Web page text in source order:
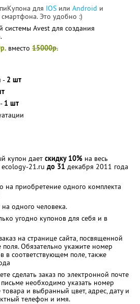
для IOS или Android и
Это удобно :)
системы Avest для создания
вместо 15000р.
- 2 шт
1 шт
купон дает скидку 10% на весь
ecology-21.ru до 31 декабря 2011 года
на приобретение одного комплекта
одного человека.
угодно купонов для себя и в
на странице сайта, посвященной
поля. Обязательно укажите номер
в соответствующем поле, также
сделать заказ по электронной почте
необходимо указать номер
и выбранный цвет, адрес, дату и
телефон и имя.